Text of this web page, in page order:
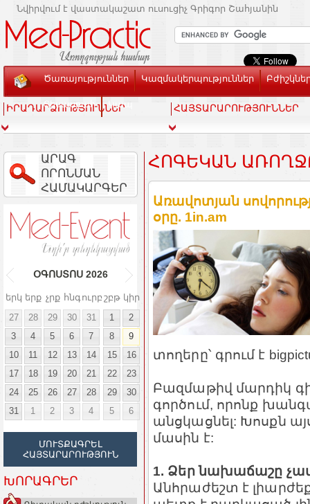
Նվիրվում է վաստակաշատ ուսուցիչ Գրիգոր Շահյանին
Ծառայություններ Կազմակերպություններ
Տեսասրահ Կապ
ԻՐԱԴԱՐՁՈՒԹՅՈՒՆՆԵՐ ՀԱՅՏԱՐԱՐՈՒԹՅՈՒՆՆԵՐ
ԱՐԱԳ
ՈՐՈՆՄԱՆ
ՀԱՄԱԿԱՐԳԵՐ
ՕԳՈՍՏՈՍ 2026
երկ երք չրք հնգուրբ շբթ կիր
27
28 29 30 31 1
2
3
4 5 6 7 8
9
10
11 12 13 14 15
16
17
18 19 20 21 22
23
24
25 26 27 28 29
30
31
1 2 3 4 5 6
ՄՈՒՏՔԱԳՐԵԼ
ՀԱՅՏԱՐԱՐՈՒԹՅՈՒՆ
ԽՈՐԱԳՐԵՐ
ՀՈԳԵԿԱՆ
Առավոտյան
օրը. 1in.am
տողերը՝ գրում է
Բազմաթիվ մարդիկ
գործում, որոնք
անցկացնել: Խոսքն
մասին է:
1. Ձեր նախաճաշը
Անհրաժեշտ է